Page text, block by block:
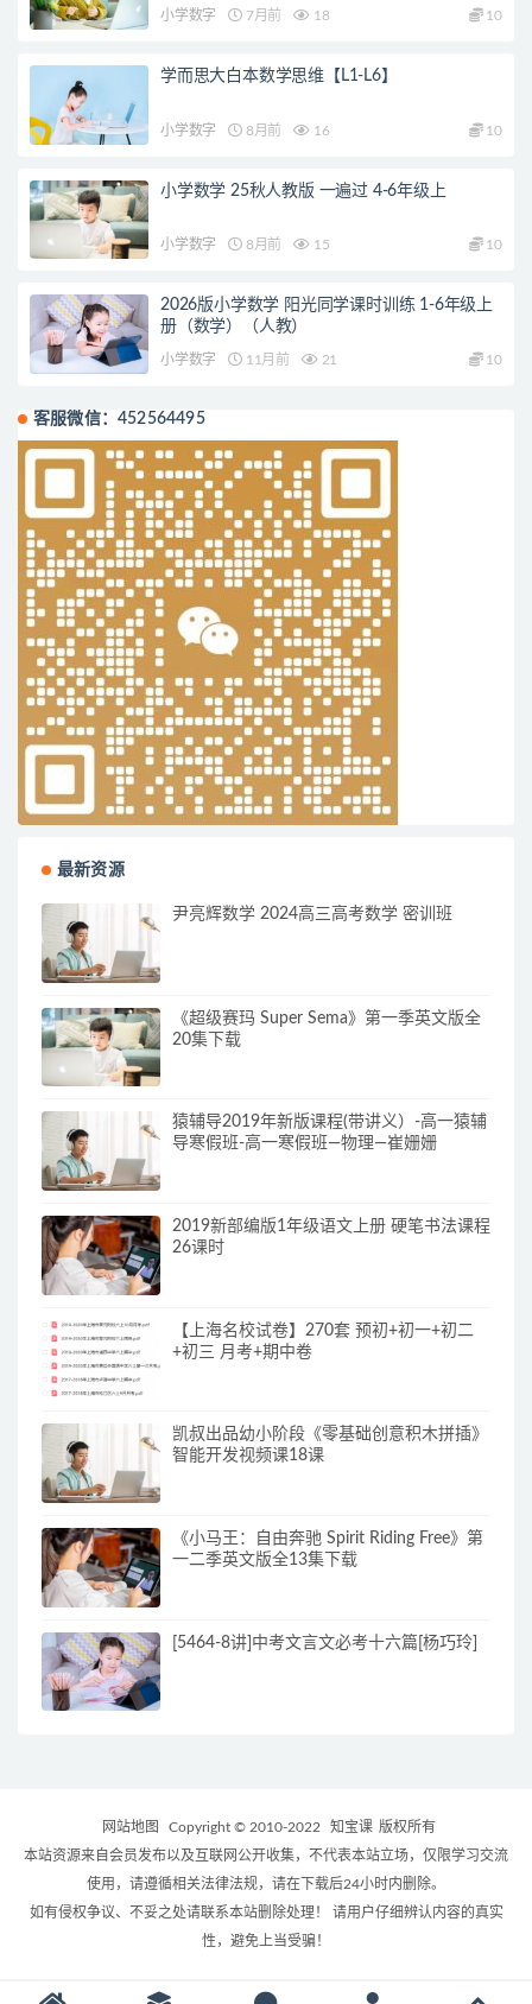
小学数字 7月前 18 10
学而思大白本数学思维【L1-L6】
小学数字 8月前 16 10
小学数学 25秋人教版 一遍过 4-6年级上
小学数字 8月前 15 10
2026版小学数学 阳光同学课时训练 1-6年级上
册（数学）（人教）
小学数字 11月前 21 10
客服微信：452564495
最新资源
尹亮辉数学 2024高三高考数学 密训班
《超级赛玛 Super Sema》第一季英文版全
20集下载
猿辅导2019年新版课程(带讲义）-高一猿辅
导寒假班-高一寒假班—物理—崔姗姗
2019新部编版1年级语文上册 硬笔书法课程
26课时
【上海名校试卷】270套 预初+初一+初二
+初三 月考+期中卷
凯叔出品幼小阶段《零基础创意积木拼插》
智能开发视频课18课
《小马王：自由奔驰 Spirit Riding Free》第
一二季英文版全13集下载
[5464-8讲]中考文言文必考十六篇[杨巧玲]
网站地图 Copyright © 2010-2022 知宝课 版权所有
本站资源来自会员发布以及互联网公开收集，不代表本站立场，仅限学习交流
使用，请遵循相关法律法规，请在下载后24小时内删除。
如有侵权争议、不妥之处请联系本站删除处理！ 请用户仔细辨认内容的真实
性，避免上当受骗！